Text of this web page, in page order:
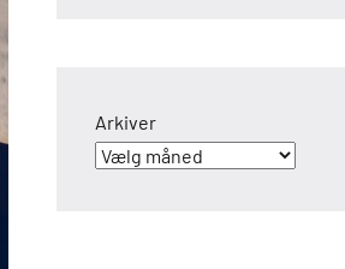
Arkiver